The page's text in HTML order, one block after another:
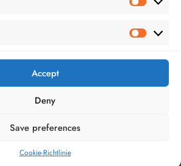
Statistics
Marketing
Accept
Deny
Save preferences
Cookie-Richtlinie
Bloggerei.de TopBlogs.de
WordPress